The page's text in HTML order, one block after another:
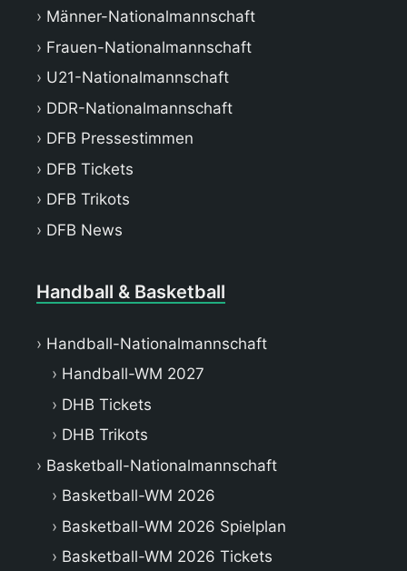
Männer-Nationalmannschaft
Frauen-Nationalmannschaft
U21-Nationalmannschaft
DDR-Nationalmannschaft
DFB Pressestimmen
DFB Tickets
DFB Trikots
DFB News
Handball & Basketball
Handball-Nationalmannschaft
Handball-WM 2027
DHB Tickets
DHB Trikots
Basketball-Nationalmannschaft
Basketball-WM 2026
Basketball-WM 2026 Spielplan
Basketball-WM 2026 Tickets